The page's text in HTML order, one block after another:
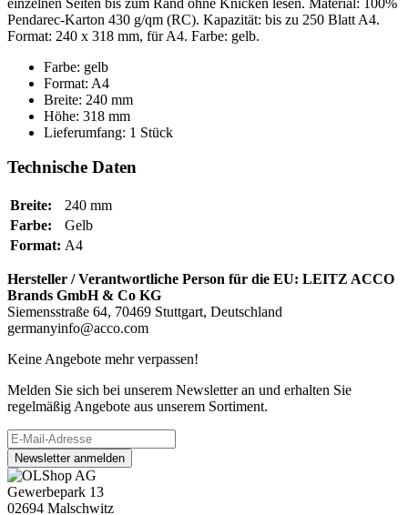
Pendarec-Karton 430 g/qm (RC). Kapazität: bis zu 250 Blatt A4.
Format: 240 x 318 mm, für A4. Farbe: gelb.
Farbe: gelb
Format: A4
Breite: 240 mm
Höhe: 318 mm
Lieferumfang: 1 Stück
Technische Daten
Breite:
240 mm
Farbe:
Gelb
Format: A4
Hersteller / Verantwortliche Person für die EU: LEITZ ACCO
Brands GmbH & Co KG
Siemensstraße 64, 70469 Stuttgart, Deutschland
germanyinfo@acco.com
Keine Angebote mehr verpassen!
Melden Sie sich bei unserem Newsletter an und erhalten Sie
regelmäßig Angebote aus unserem Sortiment.
Newsletter anmelden
Gewerbepark 13
02694 Malschwitz